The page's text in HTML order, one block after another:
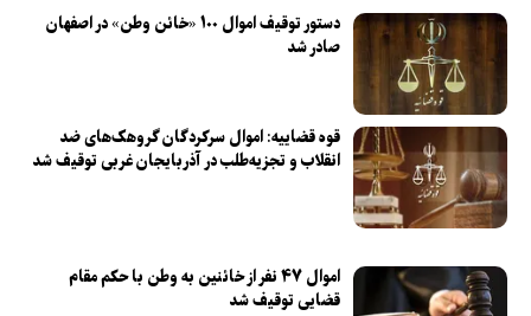
دستور توقیف اموال ۱۰۰ «خائن وطن» در اصفهان
صادر شد
قوه قضاییه: اموال سرکردگان گروهک‌های ضد
انقلاب و تجزیه‌طلب در آذربایجان غربی توقیف شد
اموال ۴۷ نفر از خائنین به وطن با حکم مقام
قضایی توقیف شد